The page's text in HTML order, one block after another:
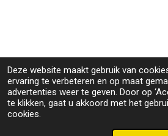
Deze website maakt gebruik van
ervaring te verbeteren en op maat
advertenties weer te geven. Door op
te klikken, gaat u akkoord met het
cookies.